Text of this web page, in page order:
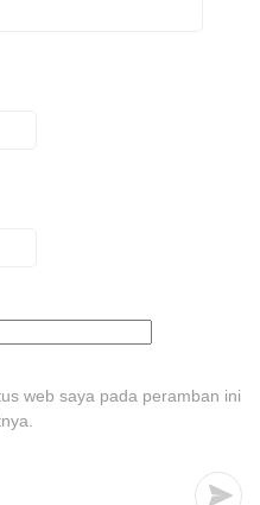
web saya pada peramban ini